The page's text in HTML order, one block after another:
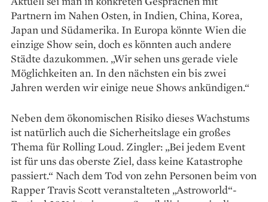
Partnern im Nahen Osten, in Indien, China, Korea,
Japan und Südamerika. In Europa könnte Wien die
einzige Show sein, doch es könnten auch andere
Städte dazukommen. „Wir sehen uns gerade viele
Möglichkeiten an. In den nächsten ein bis zwei
Jahren werden wir einige neue Shows ankündigen.“
Neben dem ökonomischen Risiko dieses Wachstums
ist natürlich auch die Sicherheitslage ein großes
Thema für Rolling Loud. Zingler: „Bei jedem Event
ist für uns das oberste Ziel, dass keine Katastrophe
passiert.“ Nach dem Tod von zehn Personen beim von
Rapper Travis Scott veranstalteten „Astroworld“-